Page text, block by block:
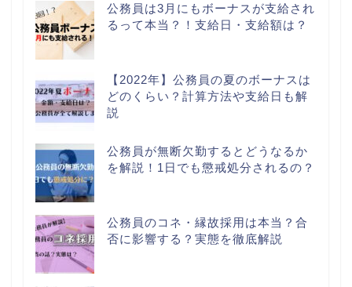
公務員は3月にもボーナスが支給され
るって本当？！支給日・支給額は？
【2022年】公務員の夏のボーナスは
どのくらい？計算方法や支給日も解
説
公務員が無断欠勤するとどうなるか
を解説！1日でも懲戒処分されるの？
公務員のコネ・縁故採用は本当？合
否に影響する？実態を徹底解説